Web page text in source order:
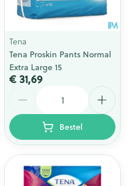
Tena
Tena Proskin Pants Normal
Extra Large 15
€ 31,69
Bestel